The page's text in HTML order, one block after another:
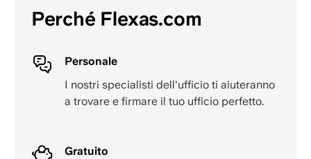
Perché Flexas.com
Personale
I nostri specialisti dell'ufficio ti aiuteranno
a trovare e firmare il tuo ufficio perfetto.
Gratuito